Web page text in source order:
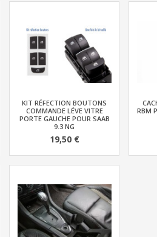
KIT RÉFECTION BOUTONS
COMMANDE LÉVE VITRE
PORTE GAUCHE POUR SAAB
9.3 NG
19,50 €
RBM